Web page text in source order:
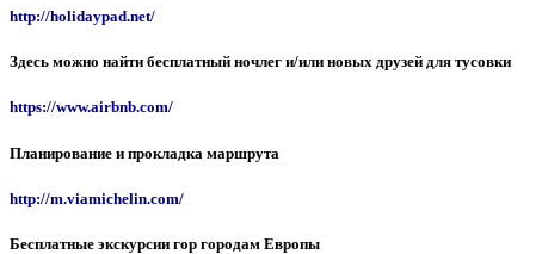
http://holidaypad.net/
Здесь можно найти бесплатный ночлег и/или новых друзей для тусовки
https://www.airbnb.com/
Планирование и прокладка маршрута
http://m.viamichelin.com/
Бесплатные экскурсии гор городам Европы